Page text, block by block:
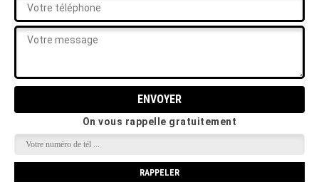
On vous rappelle gratuitement